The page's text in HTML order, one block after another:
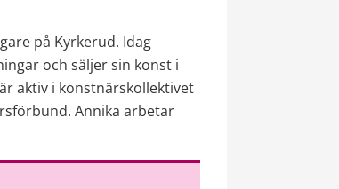
på Kyrkerud. Idag
och säljer sin konst i
aktiv i konstnärskollektivet
Annika arbetar